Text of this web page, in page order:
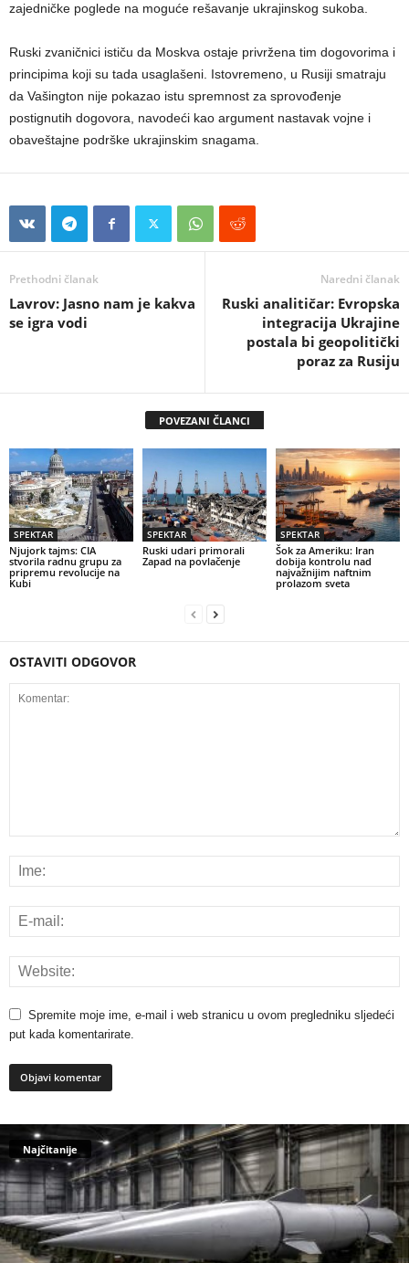
zajedničke poglede na moguće rešavanje ukrajinskog sukoba.
Ruski zvaničnici ističu da Moskva ostaje privržena tim dogovorima i
principima koji su tada usaglašeni. Istovremeno, u Rusiji smatraju
da Vašington nije pokazao istu spremnost za sprovođenje
postignutih dogovora, navodeći kao argument nastavak vojne i
obaveštajne podrške ukrajinskim snagama.
Prethodni članak
Lavrov: Jasno nam je kakva
se igra vodi
Naredni članak
Ruski analitičar: Evropska
integracija Ukrajine
postala bi geopolitički
poraz za Rusiju
POVEZANI ČLANCI
SPEKTAR
Njujork tajms: CIA
stvorila radnu grupu za
pripremu revolucije na
Kubi
SPEKTAR
Ruski udari primorali
Zapad na povlačenje
SPEKTAR
Šok za Ameriku: Iran
dobija kontrolu nad
najvažnijim naftnim
prolazom sveta
OSTAVITI ODGOVOR
Spremite moje ime, e-mail i web stranicu u ovom pregledniku sljedeći
put kada komentarirate.
Najčitanije